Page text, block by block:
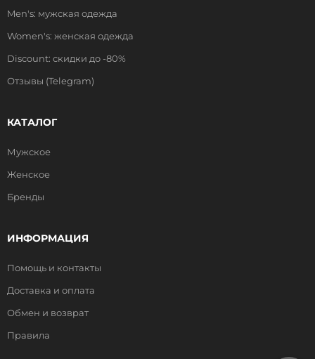
Men's: мужская одежда
Women's: женская одежда
Discount: скидки до -80%
Отзывы (Telegram)
КАТАЛОГ
Мужское
Женское
Бренды
ИНФОРМАЦИЯ
Помощь и контакты
Доставка и оплата
Обмен и возврат
Правила